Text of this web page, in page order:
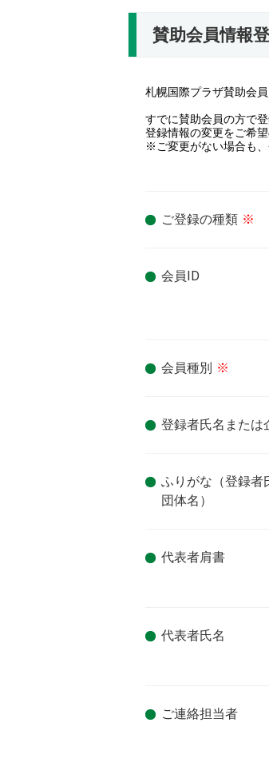
賛助会員情報
札幌国際プラザ賛助会
すでに賛助会員の方で
登録情報の変更をご希
※ご変更がない場合も、
ご登録の種類 ※
会員ID
会員種別 ※
登録者氏名または
ふりがな（登録者
団体名）
代表者肩書
代表者氏名
ご連絡担当者